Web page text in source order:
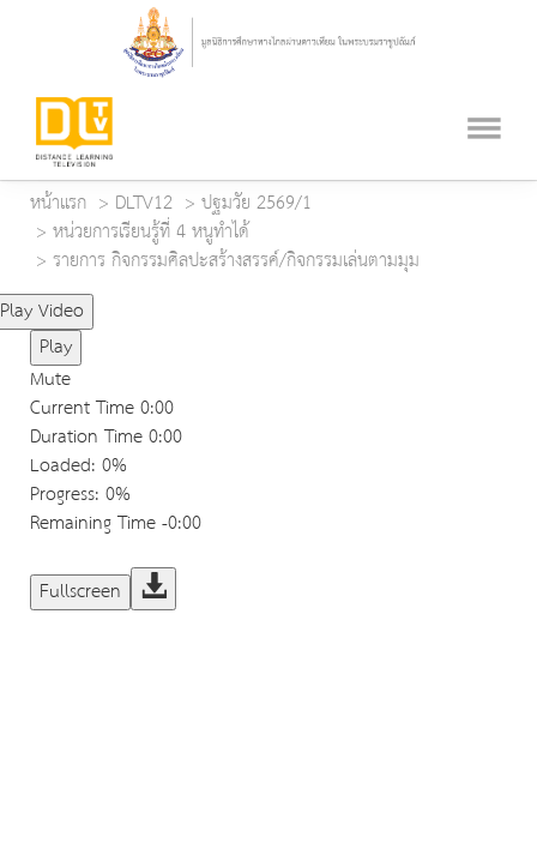
หน้าแรก DLTV12
ปฐมวัย 2569/1
หน่วยการเรียนรู้ที่ 4 หนูทำได้
รายการ กิจกรรมศิลปะสร้างสรรค์/กิจกรรมเล่นตามมุม
Play Video
Play
Mute
Current Time0:00
Duration Time0:00
Loaded: 0%
Progress: 0%
Remaining Time-0:00
Fullscreen